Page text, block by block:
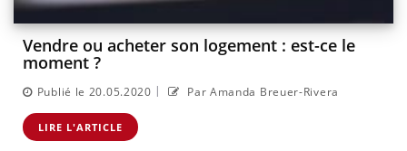
Vendre ou acheter son logement : est-ce le
moment ?
Publié le 20.05.2020 | Par Amanda Breuer-Rivera
LIRE L'ARTICLE